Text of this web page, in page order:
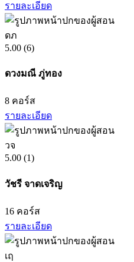
รายละเอียด
ดภ
5.00 (6)
ดวงมณี ภู่ทอง
8 คอร์ส
รายละเอียด
วจ
5.00 (1)
วัชรี จาดเจริญ
16 คอร์ส
รายละเอียด
เฤ